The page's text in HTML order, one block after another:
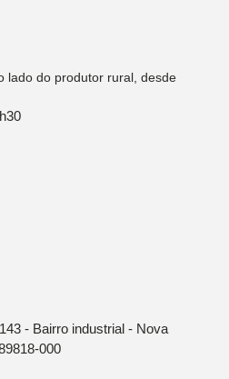
lado do produtor rural, desde
- Bairro industrial - Nova
000